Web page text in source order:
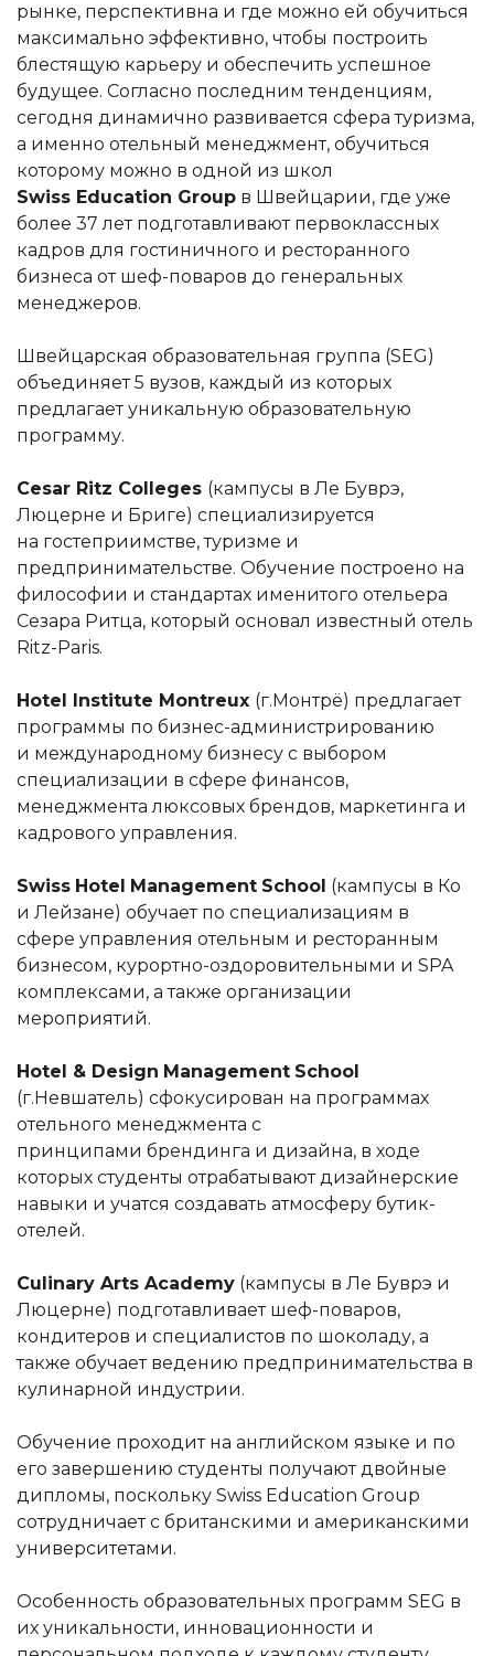
рынке, перспективна и где можно ей обучиться
максимально эффективно, чтобы построить
блестящую карьеру и обеспечить успешное
будущее. Согласно последним тенденциям,
сегодня динамично развивается сфера туризма,
а именно отельный менеджмент, обучиться
которому можно в одной из школ
Swiss Education Group в Швейцарии, где уже
более 37 лет подготавливают первоклассных
кадров для гостиничного и ресторанного
бизнеса от шеф-поваров до генеральных
менеджеров.
Швейцарская образовательная группа (SEG)
объединяет 5 вузов, каждый из которых
предлагает уникальную образовательную
программу.
Cesar Ritz Colleges (кампусы в Ле Буврэ,
Люцерне и Бриге) специализируется
на гостеприимстве, туризме и
предпринимательстве. Обучение построено на
философии и стандартах именитого отельера
Сезара Ритца, который основал известный отель
Ritz-Paris.
Hotel Institute Montreux (г.Монтрё) предлагает
программы по бизнес-администрированию
и международному бизнесу с выбором
специализации в сфере финансов,
менеджмента люксовых брендов, маркетинга и
кадрового управления.
Swiss Hotel Management School (кампусы в Ко
и Лейзане) обучает по специализациям в
сфере управления отельным и ресторанным
бизнесом, курортно-оздоровительными и SPA
комплексами, а также организации
мероприятий.
Hotel & Design Management School
(г.Невшатель) сфокусирован на программах
отельного менеджмента с
принципами брендинга и дизайна, в ходе
которых студенты отрабатывают дизайнерские
навыки и учатся создавать атмосферу бутик-
отелей.
Culinary Arts Academy (кампусы в Ле Буврэ и
Люцерне) подготавливает шеф-поваров,
кондитеров и специалистов по шоколаду, а
также обучает ведению предпринимательства в
кулинарной индустрии.
Обучение проходит на английском языке и по
его завершению студенты получают двойные
дипломы, поскольку Swiss Education Group
сотрудничает с британскими и американскими
университетами.
Особенность образовательных программ SEG в
их уникальности, инновационности и